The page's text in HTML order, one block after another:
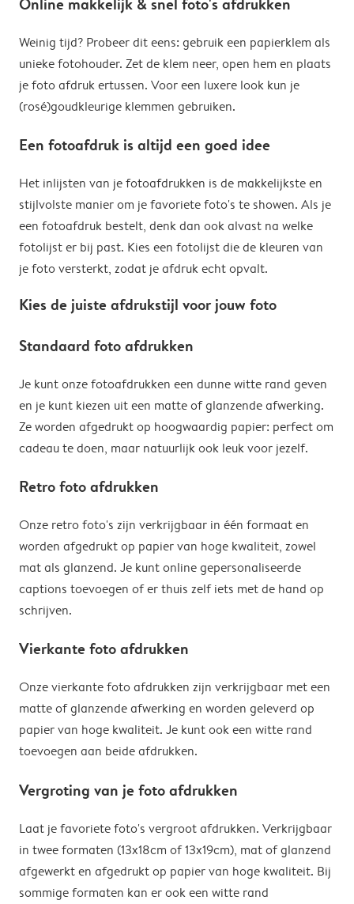
Weinig tijd? Probeer dit eens: gebruik een papierklem als
unieke fotohouder. Zet de klem neer, open hem en plaats
je foto afdruk ertussen. Voor een luxere look kun je
(rosé)goudkleurige klemmen gebruiken.
Een fotoafdruk is altijd een goed idee
Het inlijsten van je fotoafdrukken is de makkelijkste en
stijlvolste manier om je favoriete foto's te showen. Als je
een fotoafdruk bestelt, denk dan ook alvast na welke
fotolijst er bij past. Kies een fotolijst die de kleuren van
je foto versterkt, zodat je afdruk echt opvalt.
Kies de juiste afdrukstijl voor jouw foto
Standaard foto afdrukken
Je kunt onze fotoafdrukken een dunne witte rand geven
en je kunt kiezen uit een matte of glanzende afwerking.
Ze worden afgedrukt op hoogwaardig papier: perfect om
cadeau te doen, maar natuurlijk ook leuk voor jezelf.
Retro foto afdrukken
Onze retro foto's zijn verkrijgbaar in één formaat en
worden afgedrukt op papier van hoge kwaliteit, zowel
mat als glanzend. Je kunt online gepersonaliseerde
captions toevoegen of er thuis zelf iets met de hand op
schrijven.
Vierkante foto afdrukken
Onze vierkante foto afdrukken zijn verkrijgbaar met een
matte of glanzende afwerking en worden geleverd op
papier van hoge kwaliteit. Je kunt ook een witte rand
toevoegen aan beide afdrukken.
Vergroting van je foto afdrukken
Laat je favoriete foto's vergroot afdrukken. Verkrijgbaar
in twee formaten (13x18cm of 13x19cm), mat of glanzend
afgewerkt en afgedrukt op papier van hoge kwaliteit. Bij
sommige formaten kan er ook een witte rand